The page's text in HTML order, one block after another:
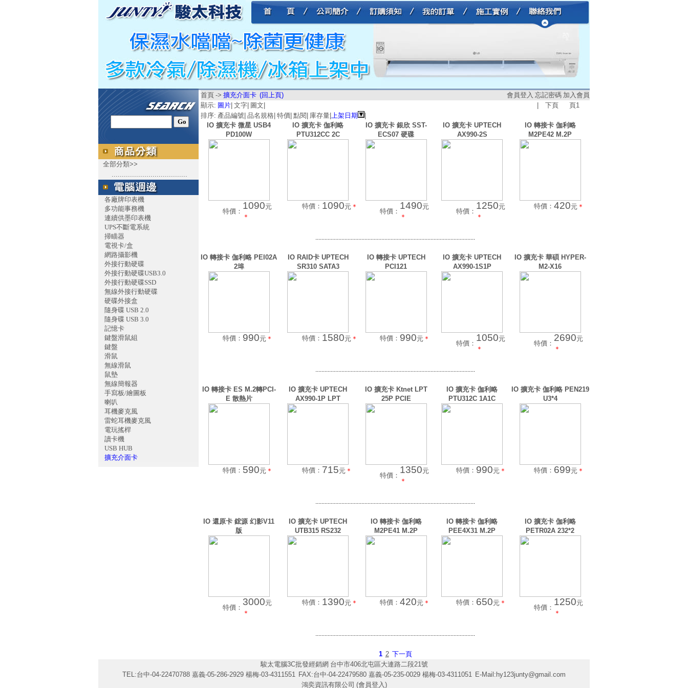
全部分類>>
.....................................
各廠牌印表機
多功能事務機
連續供墨印表機
UPS不斷電系統
掃瞄器
電視卡/盒
網路攝影機
外接行動硬碟
外接行動硬碟USB3.0
外接行動硬碟SSD
無線外接行動硬碟
硬碟外接盒
隨身碟 USB 2.0
隨身碟 USB 3.0
記憶卡
鍵盤滑鼠組
鍵盤
滑鼠
無線滑鼠
鼠墊
無線簡報器
手寫板/繪圖板
喇叭
耳機麥克風
雷蛇耳機麥克風
電玩搖桿
讀卡機
USB HUB
擴充介面卡
首頁 -> 擴充介面卡 (回上頁) 會員登入 忘記密碼 加入會員
顯示: 圖片 文字 圖文 下頁 頁1
排序: 產品編號 品名規格 特價 點閱 庫存量 上架日期
IO 擴充卡 微星 USB4
PD100W
特價：
1090元
＊
IO 擴充卡 伽利略
PTU312CC 2C
特價： 1090元 ＊
IO 擴充卡 銀欣 SST-
ECS07 硬碟
特價：
1490元
＊
IO 擴充卡 UPTECH
AX990-2S
特價：
1250元
＊
IO 轉接卡 伽利略
M2PE42 M.2P
特價： 420元 ＊
........................................................................................................
IO 轉接卡 伽利略 PEI02A
2埠
特價： 990元 ＊
IO RAID卡 UPTECH
SR310 SATA3
特價： 1580元 ＊
IO 轉接卡 UPTECH
PCI121
特價： 990元 ＊
IO 擴充卡 UPTECH
AX990-1S1P
特價：
1050元
＊
IO 擴充卡 華碩 HYPER-
M2-X16
特價：
2690元
＊
........................................................................................................
IO 轉接卡 ES M.2轉PCI-
E 散熱片
特價： 590元 ＊
IO 擴充卡 UPTECH
AX990-1P LPT
特價： 715元 ＊
IO 擴充卡 Ktnet LPT
25P PCIE
特價：
1350元
＊
IO 擴充卡 伽利略
PTU312C 1A1C
特價： 990元 ＊
IO 擴充卡 伽利略 PEN219
U3*4
特價： 699元 ＊
........................................................................................................
IO 還原卡 鋐源 幻影V11
版
特價：
3000元
＊
IO 擴充卡 UPTECH
UTB315 RS232
特價： 1390元 ＊
IO 轉接卡 伽利略
M2PE41 M.2P
特價： 420元 ＊
IO 轉接卡 伽利略
PEE4X31 M.2P
特價： 650元 ＊
IO 擴充卡 伽利略
PETR02A 232*2
特價：
1250元
＊
........................................................................................................
1 2 下一頁
駿太電腦3C批發經銷網 台中市406北屯區大連路二段21號
TEL:台中-04-22470788 嘉義-05-286-2929 楊梅-03-4311551 FAX:台中-04-22479580 嘉義-05-235-0029 楊梅-03-4311051 E-Mail: hy123junty@gmail.com
鴻奕資訊有限公司 (會員登入)